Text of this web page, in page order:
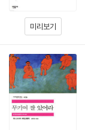
미리보기